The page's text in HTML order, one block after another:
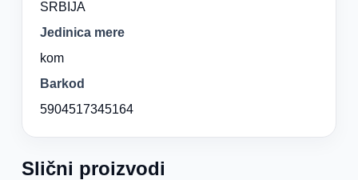
SRBIJA
Jedinica mere
kom
Barkod
5904517345164
Slični proizvodi